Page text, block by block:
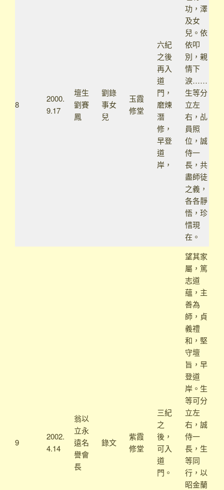
8
2000.
9.17
壇生
劉賽
鳳
劉錄
事女
兒
玉霞
修堂
六紀
之後
再入
道
門，
磨煉
潛
修，
早登
道
岸，
功，澤
及女
兒。依
依叩
別，親
情下
淚……
生等分
立左
右，乩
員照
位，誠
侍一
長，共
盡師徒
之義，
各各靜
悟，珍
惜現
在。
9
2002.
4.14
翁以
立永
遠名
譽會
長
錄文
紫霞
修堂
三紀
之
後，
可入
道
門。
望其家
屬，篤
志道
蘊，主
善為
師，貞
義禮
和，堅
守壇
旨，早
登道
岸。生
等可分
立左
右，誠
侍一
長，生
等同
行，以
昭金蘭